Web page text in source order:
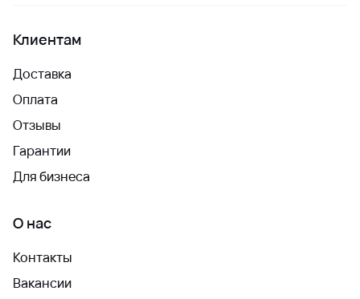
Клиентам
Доставка
Оплата
Отзывы
Гарантии
Для бизнеса
О нас
Контакты
Вакансии